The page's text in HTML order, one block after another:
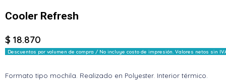
Cooler Refresh
$ 18.870
Descuentos por volumen de compra / No incluye costo de impresión. Valores netos sin
Formato tipo mochila. Realizado en Polyester. Interior térmico.